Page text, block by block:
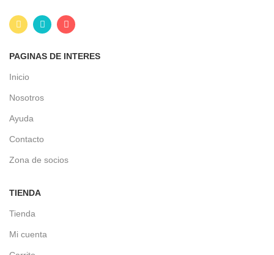
PAGINAS DE INTERES
Inicio
Nosotros
Ayuda
Contacto
Zona de socios
TIENDA
Tienda
Mi cuenta